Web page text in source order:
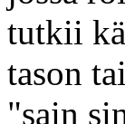
tutkii
tason
"sain